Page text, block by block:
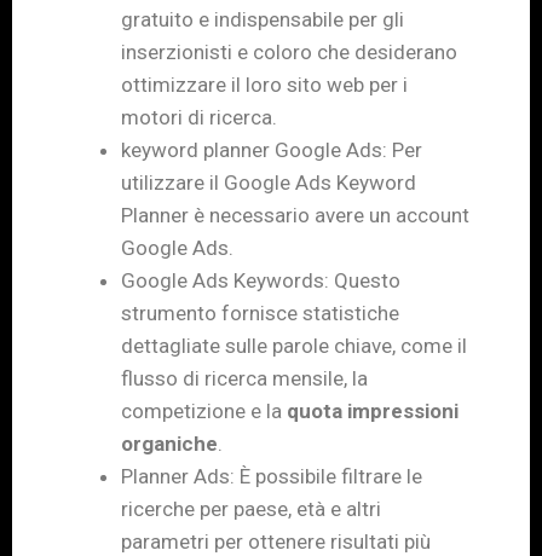
gratuito e indispensabile per gli
inserzionisti e coloro che desiderano
ottimizzare il loro sito web per i
motori di ricerca.
keyword planner Google Ads: Per
utilizzare il Google Ads Keyword
Planner è necessario avere un account
Google Ads.
Google Ads Keywords: Questo
strumento fornisce statistiche
dettagliate sulle parole chiave, come il
flusso di ricerca mensile, la
competizione e la quota impressioni
organiche
Planner Ads: È possibile filtrare le
ricerche per paese, età e altri
parametri per ottenere risultati più